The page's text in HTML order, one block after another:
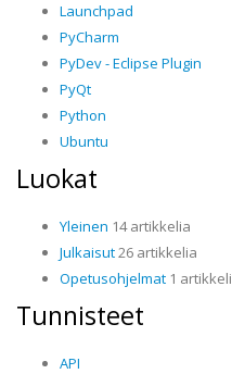
Launchpad
PyCharm
PyDev - Eclipse Plugin
PyQt
Python
Ubuntu
Luokat
Yleinen 14 artikkelia
Julkaisut26 artikkelia
Opetusohjelmat 1 artikkeli
Tunnisteet
API